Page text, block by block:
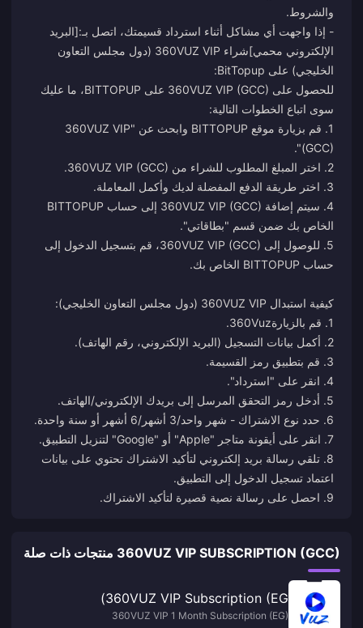
والشروط
- إذا واجهت أي مشاكل أثناء استرداد قسيمتك، اتصل بـ:[البريد
الإلكتروني محمي]
شراء 360VUZ VIP (دول مجلس التعاون
للحصول على 360VUZ VIP (GCC) على BITTOPUP، ما عليك
1. قم بزيارة موقع BITTOPUP وابحث عن "360VUZ VIP
4. سيتم إضافة 360VUZ VIP (GCC) إلى حساب BITTOPUP
5. للوصول إلى 360VUZ VIP (GCC)، قم بتسجيل الدخول إلى
1. قم بالزيارة
360Vuz
8. تلقي رسالة بريد إلكتروني لتأكيد الاشتراك تحتوي على بيانات
9. احصل على رسالة نصية قصيرة لتأكيد الاشتراك.
360VUZ VIP SUBSCRIPTION (GCC) منتجات ذات صلة
360VUZ VIP Subscription (EG)
360VUZ VIP 1 Month Subscription (EG)